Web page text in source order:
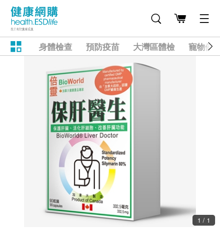
身體檢查 預防疫苗 大灣區體檢 寵物健
1 / 1